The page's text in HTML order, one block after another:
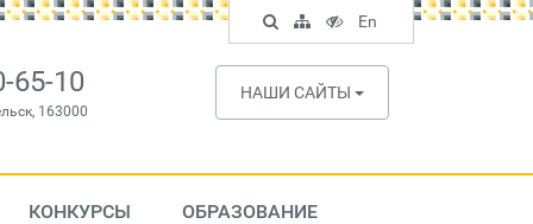
65-10
163000
НАШИ САЙТЫ
КОНКУРСЫ ОБРАЗОВАНИЕ
Поиск
по
сайту
Карта
сайта
Версия
для
слабовидящих
En
English